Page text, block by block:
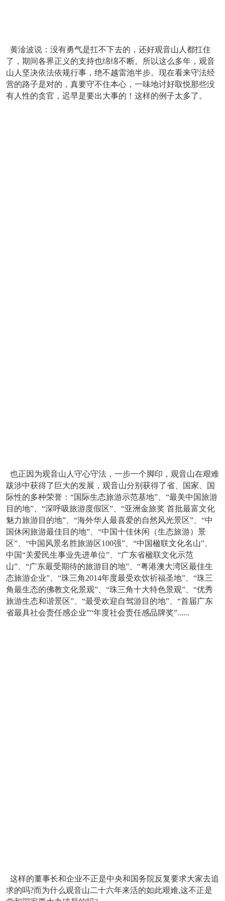
黄淦波说：没有勇气是扛不下去的，还好观音山人都扛住
了，期间各界正义的支持也绵绵不断。所以这么多年，观音
山人坚决依法依规行事，绝不越雷池半步。现在看来守法经
营的路子是对的，真要守不住本心，一味地讨好取悦那些没
有人性的贪官，迟早是要出大事的！这样的例子太多了。
也正因为观音山人守心守法，一步一个脚印，观音山在艰难
跋涉中获得了巨大的发展，观音山分别获得了省、国家、国
际性的多种荣誉：“国际生态旅游示范基地”、“最美中国旅游
目的地”、“深呼吸旅游度假区”、“亚洲金旅奖 首批最富文化
魅力旅游目的地”、“海外华人最喜爱的自然风光景区”、“中
国休闲旅游最佳目的地”、“中国十佳休闲（生态旅游）景
区”、“中国风景名胜旅游区100强”、“中国楹联文化名山”、
中国“关爱民生事业先进单位”、“广东省楹联文化示范
山”、“广东最受期待的旅游目的地”、“粤港澳大湾区最佳生
态旅游企业”、“珠三角2014年度最受欢饮祈福圣地”、“珠三
角最生态的佛教文化景观”、“珠三角十大特色景观”、“优秀
旅游生态和谐景区”、“最受欢迎自驾游目的地”、“首届广东
省最具社会责任感企业”“年度社会责任感品牌奖”......
这样的董事长和企业不正是中央和国务院反复要求大家去追
求的吗?而为什么观音山二十六年来活的如此艰难,这不正是